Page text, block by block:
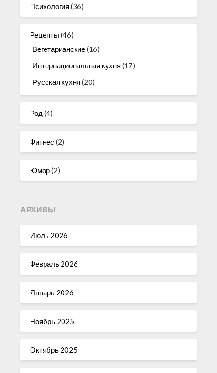
Психология (36)
Рецепты (46)
Вегетарианские(16)
Интернациональная кухня (17)
Русская кухня (20)
Род (4)
Фитнес (2)
Юмор(2)
АРХИВЫ
Июль 2026
Февраль 2026
Январь 2026
Ноябрь 2025
Октябрь 2025